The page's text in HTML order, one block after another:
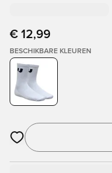
€ 12,99
BESCHIKBARE KLEUREN
Opent een venster om